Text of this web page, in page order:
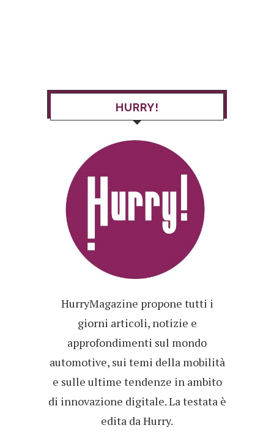
HURRY!
HurryMagazine propone tutti i
giorni articoli, notizie e
approfondimenti sul mondo
automotive, sui temi della mobilità
e sulle ultime tendenze in ambito
di innovazione digitale. La testata è
edita da Hurry.